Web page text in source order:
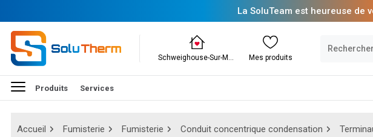
La SoluTeam est heureuse de
Schweighouse-Sur-Moder Mes produits
Produits Services
Accueil Fumisterie Fumisterie Conduit concentrique condensation